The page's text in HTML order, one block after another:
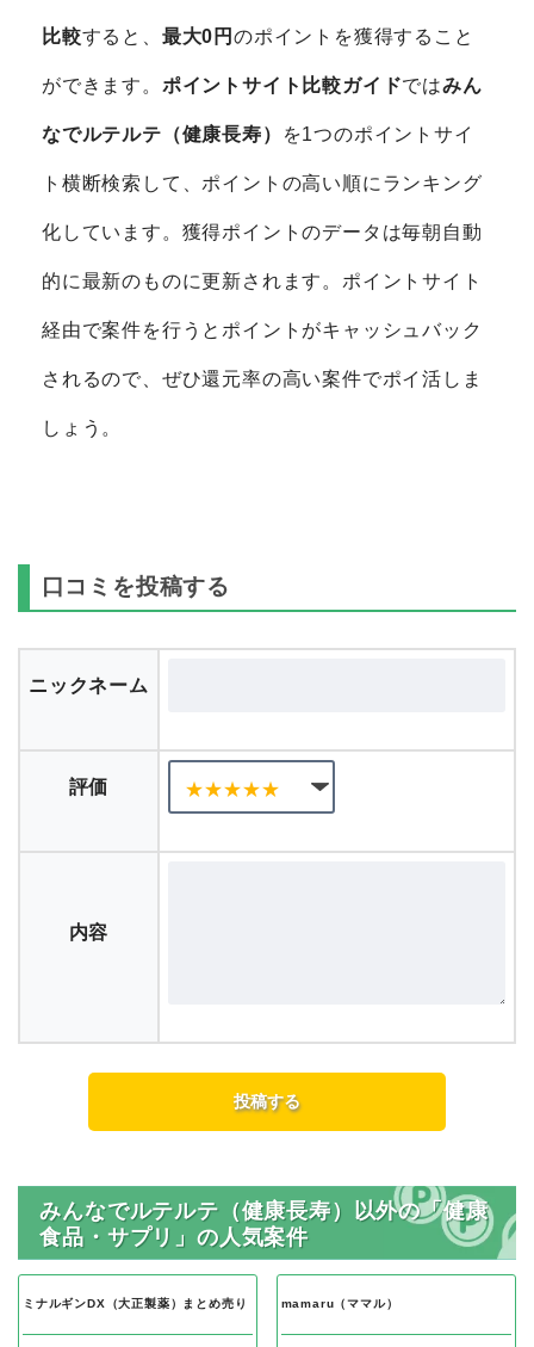
比較すると、 最大0円のポイントを獲得すること
ができます。 ポイントサイト比較ガイドではみん
なでルテルテ（健康長寿） を1つのポイントサイ
ト横断検索して、ポイントの高い順にランキング
化しています。獲得ポイントのデータは毎朝自動
的に最新のものに更新されます。ポイントサイト
経由で案件を行うとポイントがキャッシュバック
されるので、ぜひ還元率の高い案件でポイ活しま
しょう。
口コミを投稿する
ニックネーム
評価
内容
みんなでルテルテ（健康長寿）以外の「健康
食品・サプリ」の人気案件
ミナルギンDX（大正製薬）まとめ売り mamaru（ママル）